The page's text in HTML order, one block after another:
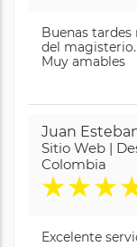
Buenas
del
Muy amables
Juan
Sitio Web |
Colombia
★★★
Excelente